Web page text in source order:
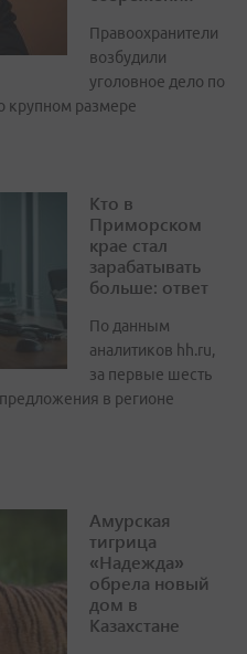
Правоохранители
возбудили
уголовное дело по
крупном размере
Кто в
Приморском
крае стал
зарабатывать
больше: ответ
По данным
аналитиков hh.ru,
за первые шесть
в регионе
Амурская
тигрица
«Надежда»
обрела новый
дом в
Казахстане